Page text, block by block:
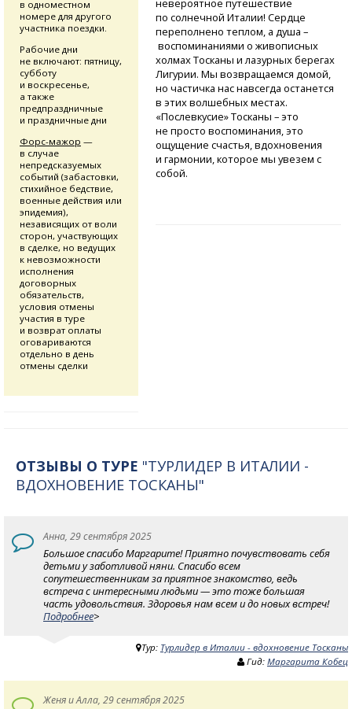
невероятное путешествие
по солнечной Италии! Сердце
переполнено теплом, а душа –
воспоминаниями о живописных
холмах Тосканы и лазурных берегах
Лигурии. Мы возвращаемся домой,
но частичка нас навсегда останется
в этих волшебных местах.
«Послевкусие» Тосканы – это
не просто воспоминания, это
ощущение счастья, вдохновения
и гармонии, которое мы увезем с
собой.
в одноместном
номере для другого
участника поездки.
Рабочие дни
не включают: пятницу,
субботу
и воскресенье,
а также
предпраздничные
и праздничные дни
Форс-мажор —
в случае
непредсказуемых
событий (забастовки,
стихийное бедствие,
военные действия или
эпидемия),
независящих от воли
сторон, участвующих
в сделке, но ведущих
к невозможности
исполнения
договорных
обязательств,
условия отмены
участия в туре
и возврат оплаты
оговариваются
отдельно в день
отмены сделки
ОТЗЫВЫ О ТУРЕ "ТУРЛИДЕР В ИТАЛИИ -
ВДОХНОВЕНИЕ ТОСКАНЫ"
Анна, 29 сентября 2025
Большое спасибо Маргарите! Приятно почувствовать себя
детьми у заботливой няни. Спасибо всем
сопутешественникам за приятное знакомство, ведь
встреча с интересными людьми — это тоже большая
часть удовольствия. Здоровья нам всем и до новых встреч!
Подробнее>
Тур: Турлидер в Италии - вдохновение Тосканы
Гид: Маргарита Кобец
Женя и Алла, 29 сентября 2025